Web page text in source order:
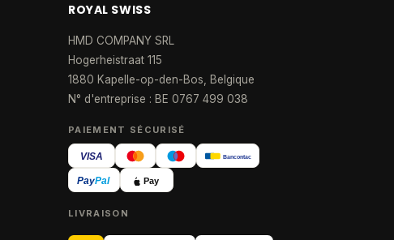
ROYAL SWISS
HMD COMPANY SRL
Hogerheistraat 115
1880 Kapelle-op-den-Bos, Belgique
N° d'entreprise : BE 0767 499 038
PAIEMENT SÉCURISÉ
VISA Bancontact
PayPal Pay
LIVRAISON